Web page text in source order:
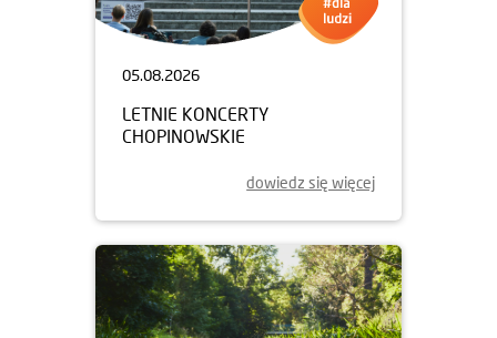
05.08.2026
LETNIE KONCERTY
CHOPINOWSKIE
dowiedz się więcej